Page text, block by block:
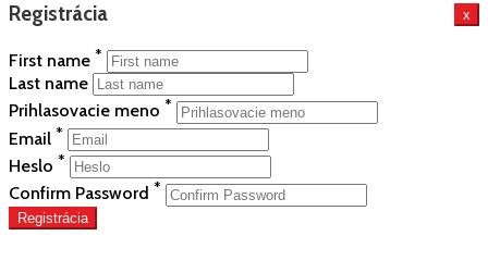
x
Registrácia
First name *
Last name
Prihlasovacie meno *
Email *
Heslo *
Confirm Password *
Registrácia